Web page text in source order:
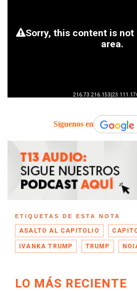
Síguenos en
ETIQUETAS DE ESTA NOTA
ASALTO AL CAPITOLIO
IVANKA TRUMP TRUMP
LO MÁS RECIENTE